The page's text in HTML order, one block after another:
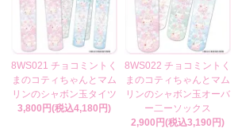
8WS021 チョコミントく
まのコティちゃんとマム
リンのシャボン玉タイツ
3,800円(税込4,180円)
8WS022 チョコミントく
まのコティちゃんとマム
リンのシャボン玉オーバ
ー二ーソックス
2,900円(税込3,190円)